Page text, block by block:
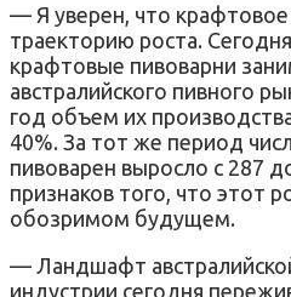
— Я уверен, что
траекторию роста.
крафтовые пивоварни
австралийского пивного
год объем их
40%. За тот же период
пивоварен выросло с 287
признаков того, что этот
обозримом будущем.
— Ландшафт
индустрии сегодня